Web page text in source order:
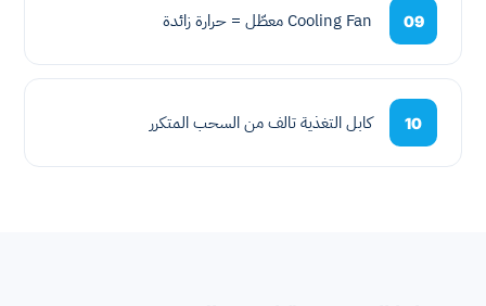
09 Cooling Fan معطّل = حرارة زائدة
10 كابل التغذية تالف من السحب المتكرر